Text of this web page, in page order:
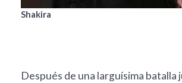
Shakira
Después de una larguísima